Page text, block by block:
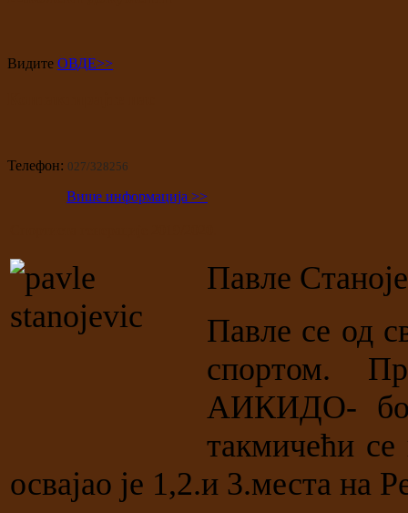
Видите ОВДЕ>>
Телефон: 027/328256
Више информација >>
Павле
Павле се од
спортом.
АИКИДО-
такмичећи се
освајао је 1,2.и 3.места на